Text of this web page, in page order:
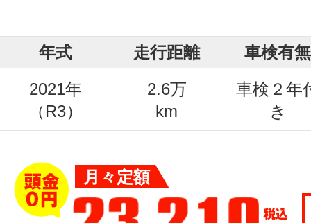
年式 走行距離
車検有無
2021年
（R3）
2.6万
km
車検２年
き
月々定額